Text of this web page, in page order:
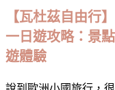
大
教
堂
【瓦杜茲自由行
一日遊攻略：景
遊體驗